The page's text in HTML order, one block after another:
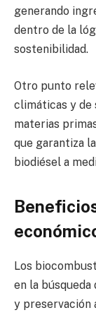
generando
dentro de la
sostenibilidad.
Otro punto
climáticas y de
materias
que garantiza
biodiésel a
Los
en la
y preservación